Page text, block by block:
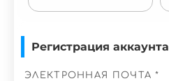
Регистрация аккаунта
ЭЛЕКТРОННАЯ ПОЧТА *